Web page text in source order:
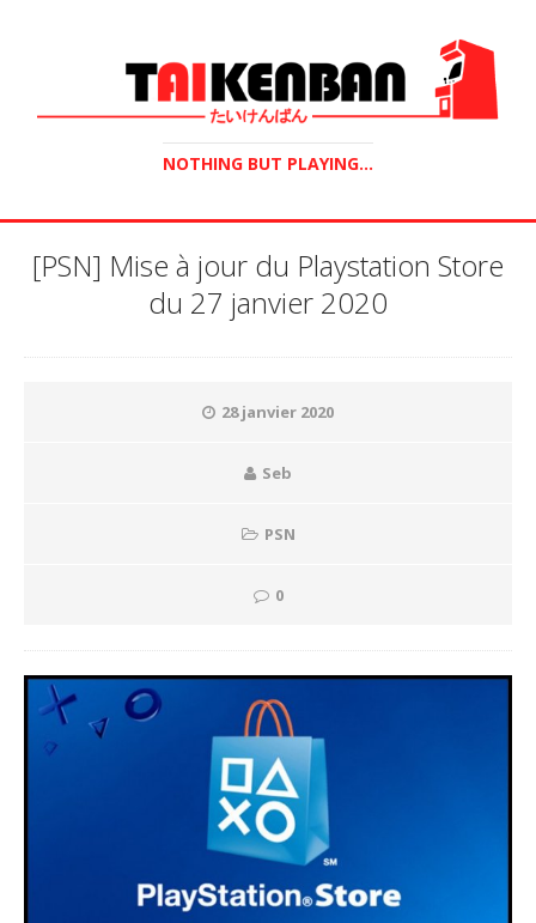
NOTHING BUT PLAYING...
[PSN] Mise à jour du Playstation Store
du 27 janvier 2020
28 janvier 2020
Seb
PSN
0